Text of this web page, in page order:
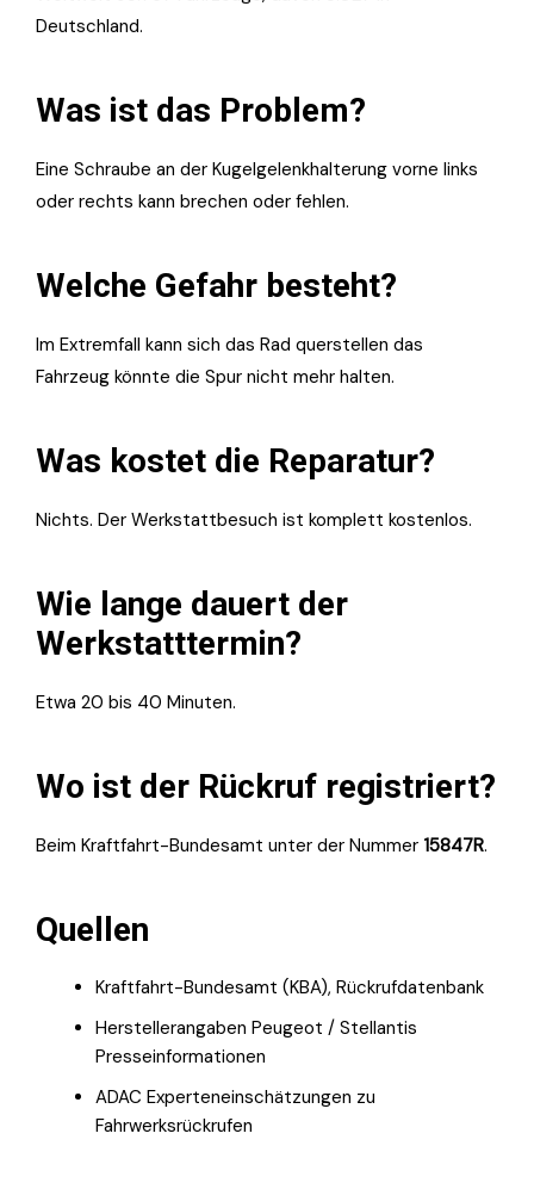
Deutschland.
Was ist das Problem?
Eine Schraube an der Kugelgelenkhalterung vorne links
oder rechts kann brechen oder fehlen.
Welche Gefahr besteht?
Im Extremfall kann sich das Rad querstellen das
Fahrzeug könnte die Spur nicht mehr halten.
Was kostet die Reparatur?
Nichts. Der Werkstattbesuch ist komplett kostenlos.
Wie lange dauert der
Werkstatttermin?
Etwa 20 bis 40 Minuten.
Wo ist der Rückruf registriert?
Beim Kraftfahrt-Bundesamt unter der Nummer 15847R.
Quellen
Kraftfahrt-Bundesamt (KBA), Rückrufdatenbank
Herstellerangaben Peugeot / Stellantis
Presseinformationen
ADAC Experteneinschätzungen zu
Fahrwerksrückrufen